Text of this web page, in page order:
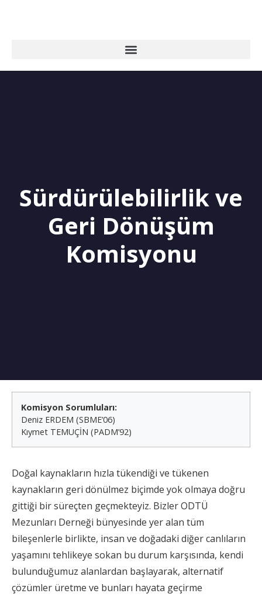
Sürdürülebilirlik ve
Geri Dönüşüm
Komisyonu
Komisyon Sorumluları:
Deniz ERDEM (SBME’06)
Kıymet TEMUÇİN (PADM’92)
Doğal kaynakların hızla tükendiği ve tükenen
kaynakların geri dönülmez biçimde yok olmaya doğru
gittiği bir süreçten geçmekteyiz. Bizler ODTÜ
Mezunları Derneği bünyesinde yer alan tüm
bileşenlerle birlikte, insan ve doğadaki diğer canlıların
yaşamını tehlikeye sokan bu durum karşısında, kendi
bulunduğumuz alanlardan başlayarak, alternatif
çözümler üretme ve bunları hayata geçirme